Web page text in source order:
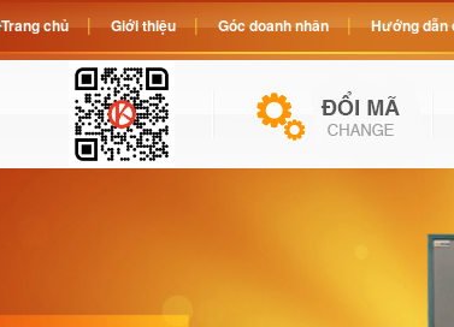
Trang chủ Giới thiệu Góc doanh nhân Hướng dẫn